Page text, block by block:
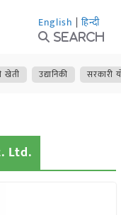
English | हिन्दी
Search
खेती उद्यानिकी सरकारी
Ltd.